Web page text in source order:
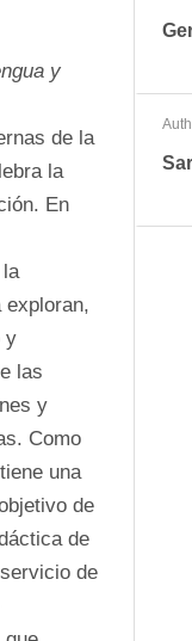
y
de la
la
En
y
las
y
Como
una
de
de
de